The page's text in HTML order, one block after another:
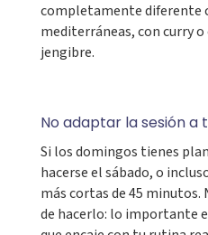
completamente diferente
mediterráneas, con curry o
jengibre.
No adaptar la sesión a
Si los domingos tienes
hacerse el sábado, o
más cortas de 45 minutos.
de hacerlo: lo importante